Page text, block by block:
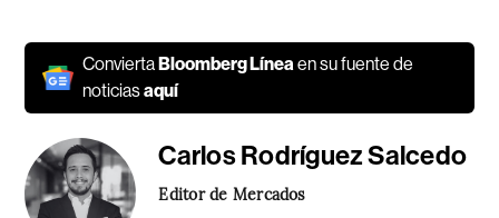
ConviertaBloomberg Líneaen su fuente de
noticiasaquí
Carlos Rodríguez Salcedo
Editor de Mercados